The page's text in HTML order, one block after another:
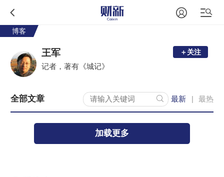
博客
王军
记者，著有《城记》
＋关注
全部文章 最新 最热
加载更多